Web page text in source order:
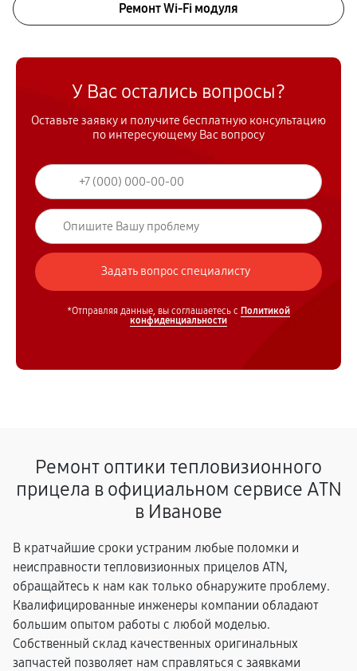
Ремонт Wi-Fi модуля
У Вас остались вопросы?
Оставьте заявку и получите бесплатную консультацию
по интересующему Вас вопросу
*Отправляя данные, вы соглашаетесь с Политикой
конфиденциальности
Ремонт оптики тепловизионного
прицела в официальном сервисе ATN
в Иванове
В кратчайшие сроки устраним любые поломки и
неисправности тепловизионных прицелов ATN,
обращайтесь к нам как только обнаружите проблему.
Квалифицированные инженеры компании обладают
большим опытом работы с любой моделью.
Собственный склад качественных оригинальных
запчастей позволяет нам справляться с заявками